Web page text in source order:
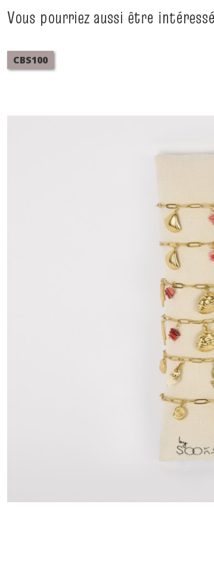
Vous pourriez aussi être
CBS100